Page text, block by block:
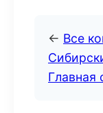
← Все
Главная